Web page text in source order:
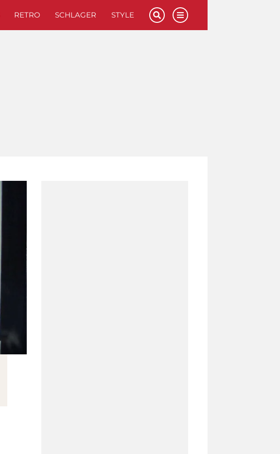
RETRO SCHLAGER STYLE